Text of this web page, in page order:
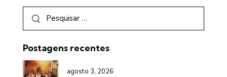
Postagens recentes
agosto 3, 2026